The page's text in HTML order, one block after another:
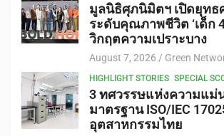
มูลนิธิศุภนิมิตฯ เปิดยุทธ
ระดับคุณภาพชีวิต ‘เด็ก
วิกฤตความเปราะบาง
August 7, 2026 Green
HIGHLIGHT STORIES SPECIAL
3 ทศวรรษแห่งความแม่
มาตรฐาน ISO/IEC
อุตสาหกรรมไทย